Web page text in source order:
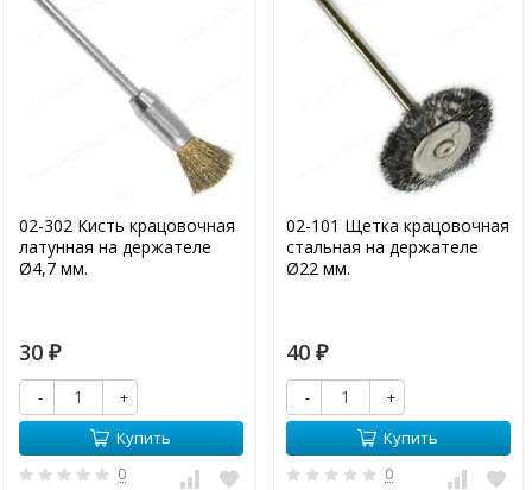
02-302 Кисть крацовочная
латунная на держателе
Ø4,7 мм.
30 ₽
-
+
Купить
0
02-101 Щетка крацовочная
стальная на держателе
Ø22 мм.
40 ₽
-
+
Купить
0